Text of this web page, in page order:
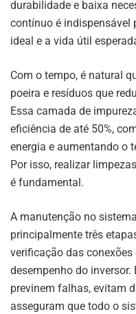
durabilidade e baixa
contínuo é indispensável
ideal e a vida útil
Com o tempo, é natural
poeira e resíduos que
Essa camada de
eficiência de até 50%,
energia e aumentando o
Por isso, realizar
é fundamental.
A manutenção no
principalmente três
verificação das
desempenho do
previnem falhas, evitam
asseguram que todo o